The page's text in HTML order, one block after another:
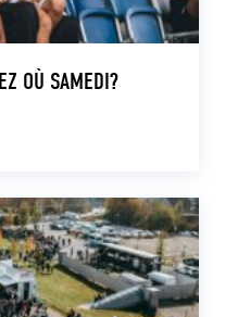
OÙ SAMEDI?